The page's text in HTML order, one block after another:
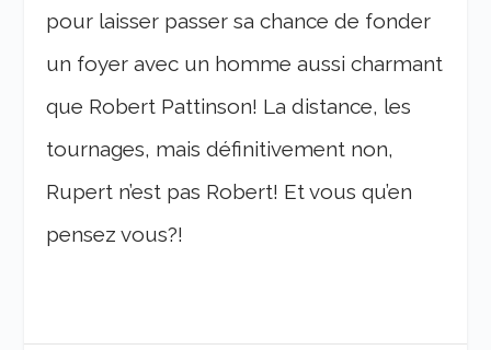
pour laisser passer sa chance de fonder
un foyer avec un homme aussi charmant
que Robert Pattinson! La distance, les
tournages, mais définitivement non,
Rupert n’est pas Robert! Et vous qu’en
pensez vous?!